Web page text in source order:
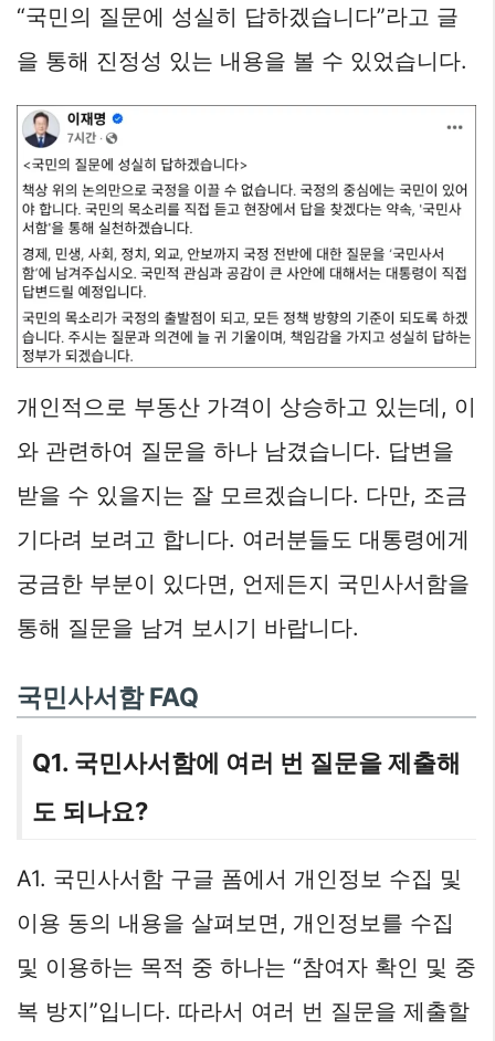
“국민의 질문에 성실히 답하겠습니다”라고 글
을 통해 진정성 있는 내용을 볼 수 있었습니다.
개인적으로 부동산 가격이 상승하고 있는데, 이
와 관련하여 질문을 하나 남겼습니다. 답변을
받을 수 있을지는 잘 모르겠습니다. 다만, 조금
기다려 보려고 합니다. 여러분들도 대통령에게
궁금한 부분이 있다면, 언제든지 국민사서함을
통해 질문을 남겨 보시기 바랍니다.
국민사서함 FAQ
Q1. 국민사서함에 여러 번 질문을 제출해
도 되나요?
A1. 국민사서함 구글 폼에서 개인정보 수집 및
이용 동의 내용을 살펴보면, 개인정보를 수집
및 이용하는 목적 중 하나는 “참여자 확인 및 중
복 방지”입니다. 따라서 여러 번 질문을 제출할